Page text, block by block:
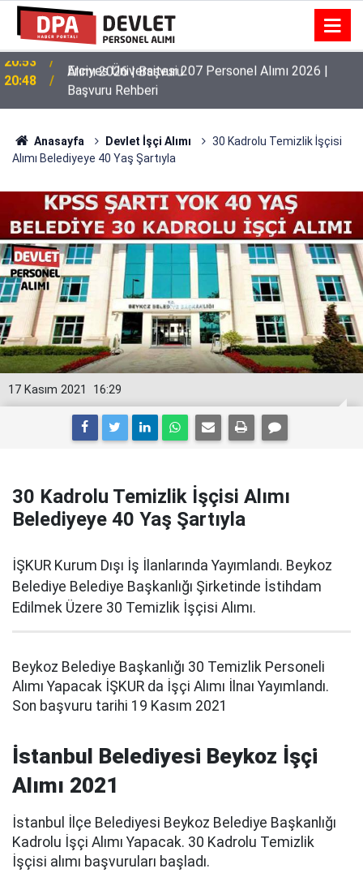
20:48
Erciyes Üniversitesi 207 Personel Alımı 2026 |
Başvuru Rehberi
Anasayfa Devlet İşçi Alımı
30 Kadrolu Temizlik İşçisi
Alımı Belediyeye 40 Yaş Şartıyla
16:29
17 Kasım 2021
30 Kadrolu Temizlik İşçisi Alımı
Belediyeye 40 Yaş Şartıyla
İŞKUR Kurum Dışı İş İlanlarında Yayımlandı. Beykoz
Belediye Belediye Başkanlığı Şirketinde İstihdam
Edilmek Üzere 30 Temizlik İşçisi Alımı.
Beykoz Belediye Başkanlığı 30 Temizlik Personeli
Alımı Yapacak İŞKUR da İşçi Alımı İlnaı Yayımlandı.
Son başvuru tarihi 19 Kasım 2021
İstanbul Belediyesi Beykoz İşçi
Alımı 2021
İstanbul İlçe Belediyesi Beykoz Belediye Başkanlığı
Kadrolu İşçi Alımı Yapacak. 30 Kadrolu Temizlik
İşçisi alımı başvuruları başladı.